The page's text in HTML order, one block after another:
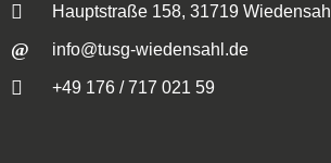
Hauptstraße 158, 31719 Wiedensahl
info@tusg-wiedensahl.de
+49 176 / 717 021 59